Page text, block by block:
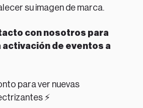
su imagen de marca.
con nosotros para
de eventos a
para ver nuevas
⚡